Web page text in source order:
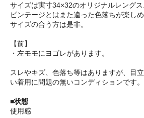
サイズは実寸34×32のオリジナルレングス
ビンテージとはまた違った色落ちが楽しめ
サイズの合う方は是非。
【前】
・左モモにヨゴレがあります。
スレやキズ、色落ち等はありますが、目
い着用に問題の無いコンディションです。
■状態
使用感